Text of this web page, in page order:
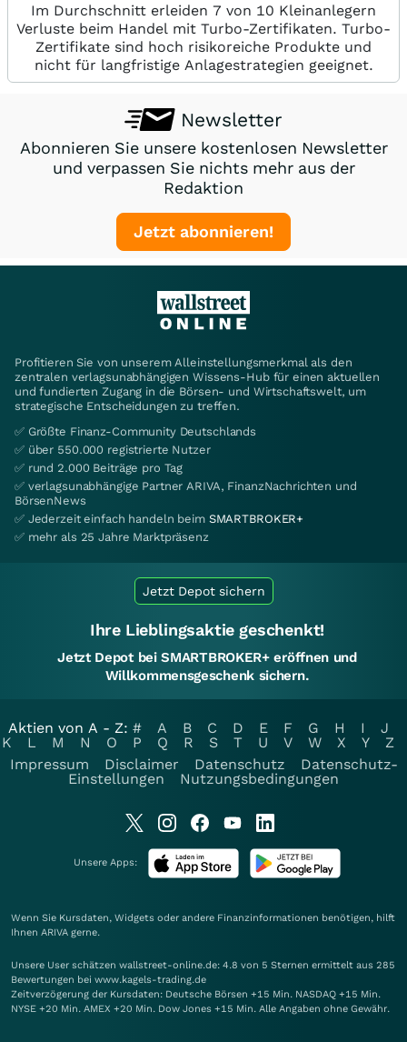
Im Durchschnitt erleiden 7 von 10 Kleinanlegern
Verluste beim Handel mit Turbo-Zertifikaten. Turbo-
Zertifikate sind hoch risikoreiche Produkte und
nicht für langfristige Anlagestrategien geeignet.
Newsletter
Abonnieren Sie unsere kostenlosen Newsletter
und verpassen Sie nichts mehr aus der
Redaktion
Jetzt abonnieren!
Profitieren Sie von unserem Alleinstellungsmerkmal als den
zentralen verlagsunabhängigen Wissens-Hub für einen aktuellen
und fundierten Zugang in die Börsen- und Wirtschaftswelt, um
strategische Entscheidungen zu treffen.
✅ Größte Finanz-Community Deutschlands
✅ über 550.000 registrierte Nutzer
✅ rund 2.000 Beiträge pro Tag
✅ verlagsunabhängige Partner ARIVA, FinanzNachrichten und
BörsenNews
✅ Jederzeit einfach handeln beim SMARTBROKER+
✅ mehr als 25 Jahre Marktpräsenz
Jetzt Depot sichern
Ihre Lieblingsaktie geschenkt!
Jetzt Depot bei SMARTBROKER+ eröffnen und
Willkommensgeschenk sichern.
Aktien von A - Z: # A B C D E F G H I
J
K
L M N O P Q R S T U V W X Y
Z
Impressum
Disclaimer Datenschutz
Datenschutz-
Einstellungen
Nutzungsbedingungen
Unsere Apps:
Wenn Sie Kursdaten, Widgets oder andere Finanzinformationen benötigen, hilft
Ihnen ARIVA gerne.
Unsere User schätzen wallstreet-online.de: 4.8 von 5 Sternen ermittelt aus 285
Bewertungen bei www.kagels-trading.de
Zeitverzögerung der Kursdaten: Deutsche Börsen +15 Min. NASDAQ +15 Min.
NYSE +20 Min. AMEX +20 Min. Dow Jones +15 Min. Alle Angaben ohne Gewähr.